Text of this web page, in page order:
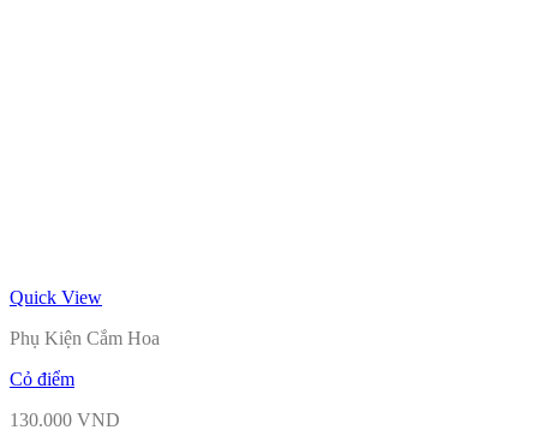
Quick View
Phụ Kiện Cắm Hoa
Cỏ điểm
130.000 VND